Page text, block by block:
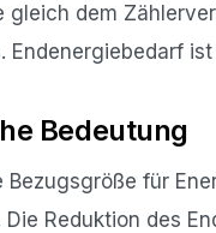
gleich dem
Bedeutung
für
Reduktion des